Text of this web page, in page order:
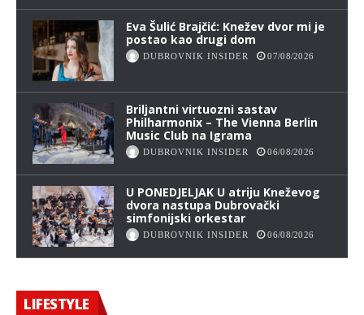
Eva Šulić Brajčić: Knežev dvor mi je
postao kao drugi dom
DUBROVNIK INSIDER 07/08/2026
Briljantni virtuozni sastav
Philharmonix – The Vienna Berlin
Music Club na Igrama
DUBROVNIK INSIDER 06/08/2026
U PONEDJELJAK U atriju Kneževog
dvora nastupa Dubrovački
simfonijski orkestar
DUBROVNIK INSIDER 06/08/2026
LIFESTYLE